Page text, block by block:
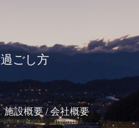
過ごし方
施設概要 / 会社概要